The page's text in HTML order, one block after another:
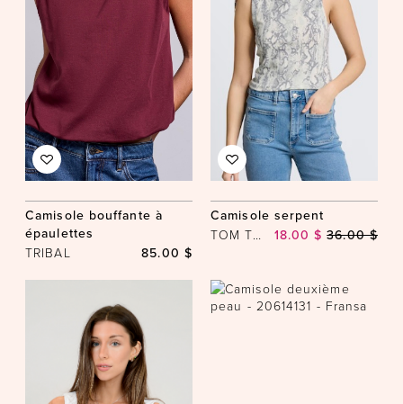
Camisole bouffante à
épaulettes
TRIBAL 85.00 $
Camisole serpent
TOM TAILOR 18.00 $ 36.00 $